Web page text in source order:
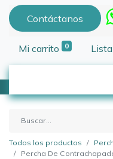
Contáctanos
Mi carrito 0
Todos los productos
Percha De